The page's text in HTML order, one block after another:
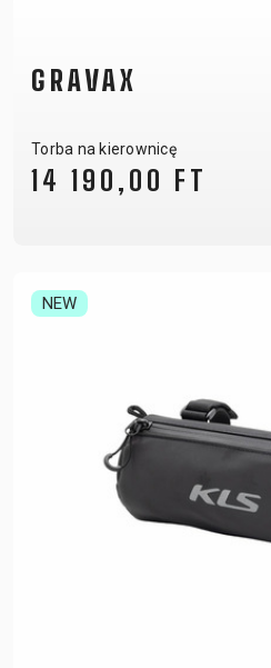
GRAVAX
Torba na kierownicę
14 190,00 FT
NEW